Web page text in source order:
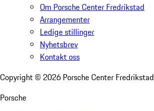
Om Porsche Center Fredrikstad
Arrangementer
Ledige stillinger
Nyhetsbrev
Kontakt oss
Copyright © 2026 Porsche Center Fredrikstad
Porsche